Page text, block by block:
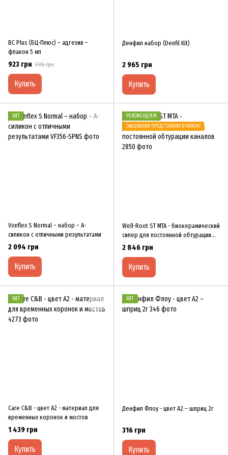
BC Plus (БЦ-Плюс) – адгезив –
флакон 5 мл
923 грн 990 грн
Купить
Денфил набор (Denfil Kit)
2 965 грн
Купить
ХИТ
Vonflex S Normal – набор – А-
силикон с отличными результатами
2 094 грн
Купить
РЕКОМЕНДУЕМ
ОФІЦІЙНИЙ ПРЕДСТАВНИК В УКРАЇНІ
Well-Root ST MTA - биокерамический
силер для постоянной обтурации
каналов
2 846 грн
Купить
ХИТ
Care C&B - цвет А2 - материал для
временных коронок и мостов
1 439 грн
Купить
ХИТ
Денфил Флоу - цвет А2 – шприц 2г
316 грн
Купить